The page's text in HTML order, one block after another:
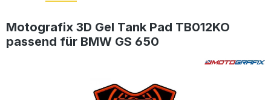
Motografix 3D Gel Tank Pad TB012KO
passend für BMW GS 650
Bildergalerie überspringen